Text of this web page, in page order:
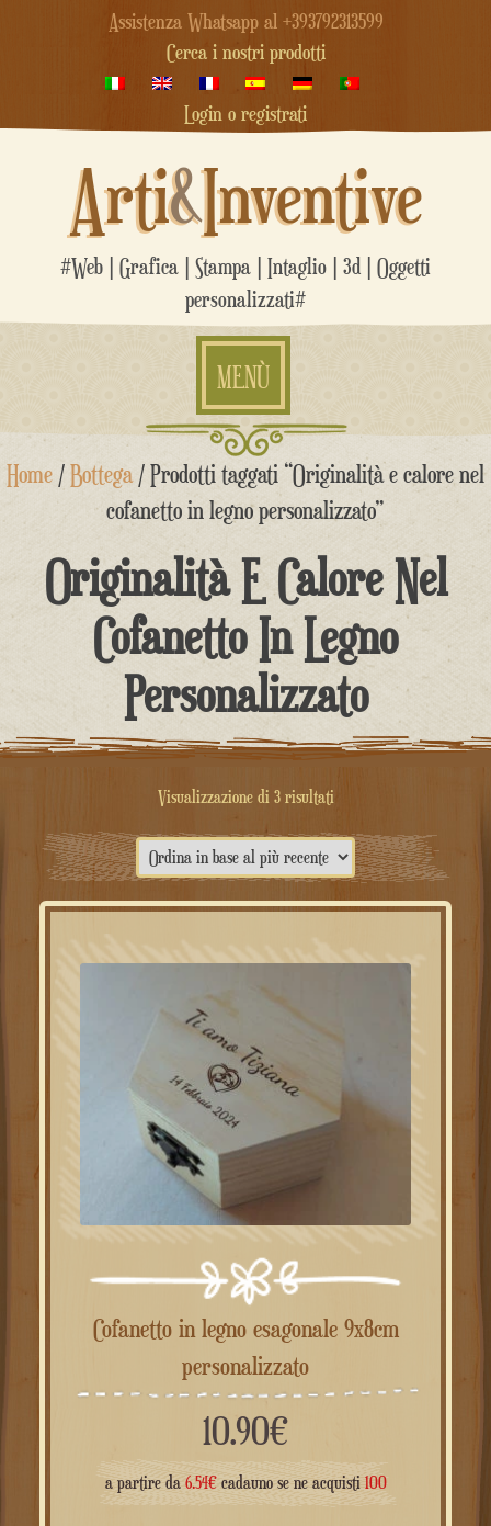
Assistenza Whatsapp al +393792313599
Cerca i nostri prodotti
Login o registrati
Arti&Inventive
#Web | Grafica | Stampa | Intaglio | 3d | Oggetti
personalizzati#
MENÙ
Salta
alHome /Bottega/ Prodotti taggati “Originalità e calore nel
cofanetto in legno personalizzato”
Originalità E Calore Nel
Cofanetto In Legno
Personalizzato
Visualizzazione di 3 risultatiOrdina
in
base
recente
Cofanetto in legno esagonale 9x8cm
personalizzato
10.90€
a partire da 6.54€cadauno se ne acquisti100